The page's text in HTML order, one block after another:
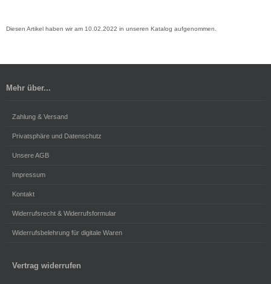
Diesen Artikel haben wir am 10.02.2022 in unseren Katalog aufgenommen.
Mehr über...
Zahlung & Versand
Privatsphäre und Datenschutz
Unsere AGB
Impressum
Kontakt
Widerrufsrecht & Widerrufsformular
Widerrufsbelehrung für digitale Waren
Vertrag widerrufen